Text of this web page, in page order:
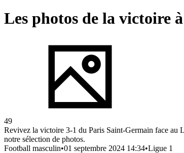
Les photos de la victoire
49
Revivez la victoire 3-1 du Paris Saint-Germain face au
notre sélection de photos.
Football masculin•01 septembre 2024 14:34•Ligue 1